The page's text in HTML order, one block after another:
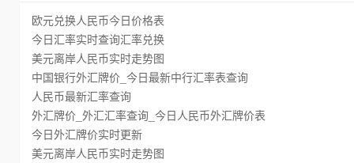
欧元兑换人民币今日价格表
今日汇率实时查询汇率兑换
美元离岸人民币实时走势图
中国银行外汇牌价_今日最新中行汇率表查询
人民币最新汇率查询
外汇牌价_外汇汇率查询_今日人民币外汇牌价表
今日外汇牌价实时更新
美元离岸人民币实时走势图